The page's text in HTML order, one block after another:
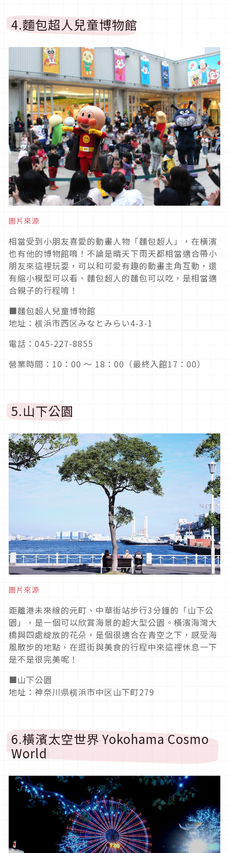
4.麵包超人兒童博物館
圖片來源
相當受到小朋友喜愛的動畫人物「麵包超人」，在橫濱
也有他的博物館唷！不論是晴天下雨天都相當適合帶小
朋友來這裡玩耍，可以和可愛有趣的動畫主角互動，還
有縮小模型可以看、麵包超人的麵包可以吃，是相當適
合親子的行程唷！
■麵包超人兒童博物館
地址：横浜市西区みなとみらい4-3-1
電話：045-227-8855
營業時間：10：00 ～ 18：00（最終入館17：00）
5.山下公園
圖片來源
距離港未來線的元町、中華街站步行3分鐘的「山下公
園」，是一個可以欣賞海景的超大型公園。橫濱海灣大
橋與四處綻放的花朵，是個很適合在青空之下，感受海
風散步的地點，在逛街與美食的行程中來這裡休息一下
是不是很完美呢！
■山下公園
地址：神奈川県横浜市中区山下町279
6.橫濱太空世界 Yokohama Cosmo
World